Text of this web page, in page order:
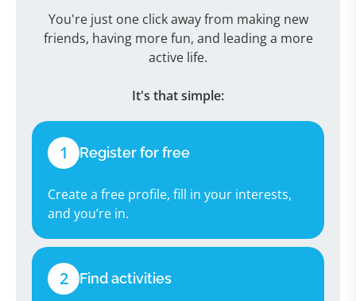
You're just one click away from making new
friends, having more fun, and leading a more
active life.
It's that simple:
1 Register for free
Create a free profile, fill in your interests,
and you’re in.
2 Find activities